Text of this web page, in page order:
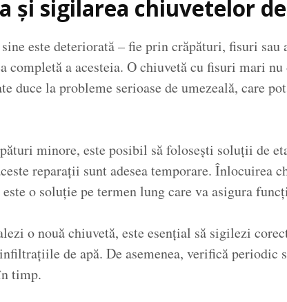
și sigilarea chiuvetelor
este deteriorată – fie prin crăpături, fisuri
completă a acesteia. O chiuvetă cu fisuri mari
duce la probleme serioase de umezeală, care
minore, este posibil să folosești soluții de
reparații sunt adesea temporare. Înlocuirea
o soluție pe termen lung care va asigura
o nouă chiuvetă, este esențial să sigilezi
de apă. De asemenea, verifică periodic
timp.